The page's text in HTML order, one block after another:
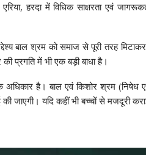
हरदा़ में विधिक साक्षरता एवं
बाल श्रम को समाज से पूरी तरह
प्रगति में भी एक बड़ी बाधा है।
है। बाल एवं किशोर श्रम (निषेध
यदि कहीं भी बच्चों से मजदूरी